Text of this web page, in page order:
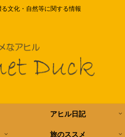
文化・自然等に関する情報
アヒル日記
旅のススメ